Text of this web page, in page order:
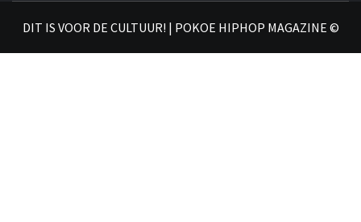
DIT IS VOOR DE CULTUUR! | POKOE HIPHOP MAGAZINE ©